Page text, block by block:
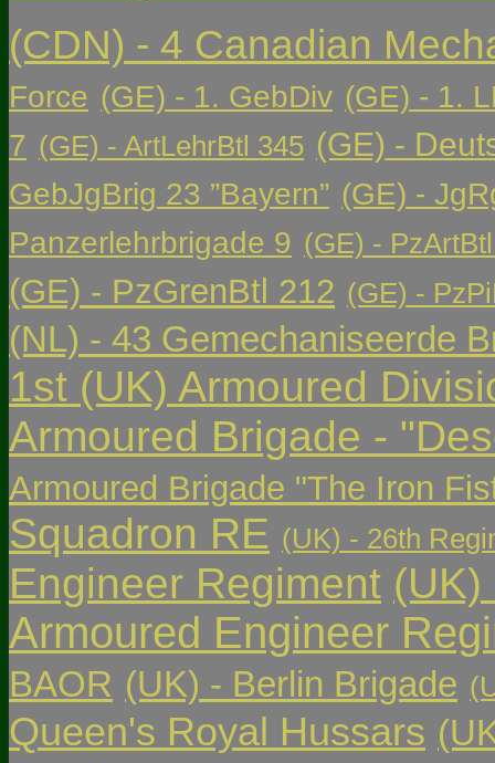
(CDN) - 4 Canadian
Force (GE) - 1. GebDiv (GE) - 1.
7 (GE) - ArtLehrBtl 345 (GE) -
GebJgBrig 23 ”Bayern” (GE) -
Panzerlehrbrigade 9 (GE) -
(GE) - PzGrenBtl 212 (GE) -
(NL) - 43 Gemechaniseerde
1st (UK) Armoured
Armoured Brigade -
Armoured Brigade "The Iron
Squadron RE (UK) - 26th
Engineer Regiment
Armoured Engineer
BAOR (UK) - Berlin Brigade
Queen's Royal Hussars